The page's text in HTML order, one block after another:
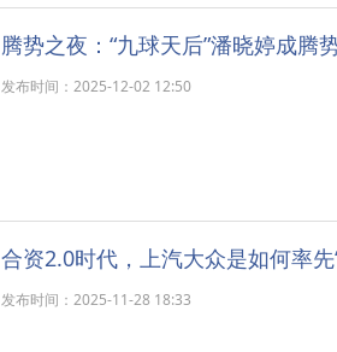
腾势之夜：“九球天后”潘晓婷成腾
发布时间：2025-12-02 12:50
合资2.0时代，上汽大众是如何率先
发布时间：2025-11-28 18:33